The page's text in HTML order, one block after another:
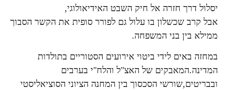
יסלול דרך חזרה אל חיק השבט האידיאולוגי,
אבל קרב שכשלון בו עלול גם לפורר סופית את הקשר הסבוך
ממילא בין בני המשפחה.
במחזה באים לידי ביטוי אירועים הסטוריים בתולדות
המדינה.המאבקים של האצ"ל והלח"י בערבים
ובבריטים,שורשי הסכסוך בין המחנה הציוני הסוציאליסטי